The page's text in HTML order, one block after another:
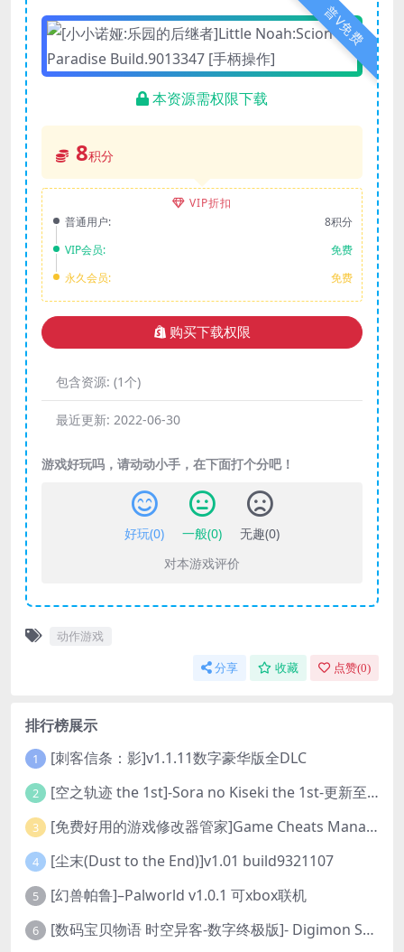
普V免费
本资源需权限下载
8积分
VIP折扣
普通用户:
8积分
VIP会员:
免费
永久会员:
免费
购买下载权限
包含资源: (1个)
最近更新: 2022-06-30
游戏好玩吗，请动动小手，在下面打个分吧！
好玩(0) 一般(0) 无趣(0)
对本游戏评价
动作游戏
分享 收藏 点赞(0)
排行榜展示
1 [刺客信条：影]v1.1.11数字豪华版全DLC
2 [空之轨迹 the 1st]-Sora no Kiseki the 1st-更新至v1.06.4-全DLC
3 [免费好用的游戏修改器管家]Game Cheats Manager
4 [尘末(Dust to the End)]v1.01 build9321107
5 [幻兽帕鲁]–Palworld v1.0.1 可xbox联机
6 [数码宝贝物语 时空异客-数字终极版]- Digimon Story Time Stranger-Build.23514637